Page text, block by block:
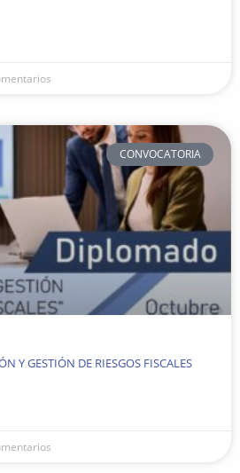
CONVOCATORIA
Y GESTIÓN DE RIESGOS FISCALES